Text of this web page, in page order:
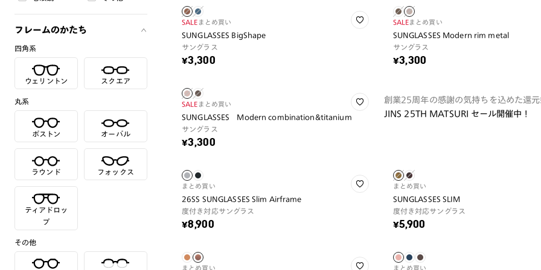
フレームのかたち
四角系
ウェリントン スクエア
丸系
ボストン オーバル
ラウンド フォックス
ティアドロッ
プ
その他
SALE まとめ買い
SUNGLASSES BigShape
サングラス
¥3,300
SALEまとめ買い
SUNGLASSES Modern rim metal
サングラス
¥3,300
SALE まとめ買い
SUNGLASSES Modern combination&titanium
サングラス
¥3,300
創業25周年の感謝の気持ちを込めた還
JINS 25TH MATSURI セール開催中！
まとめ買い
26SS SUNGLASSES Slim Airframe
度付き対応サングラス
¥8,900
まとめ買い
SUNGLASSES SLIM
度付き対応サングラス
¥5,900
まとめ買い まとめ買い